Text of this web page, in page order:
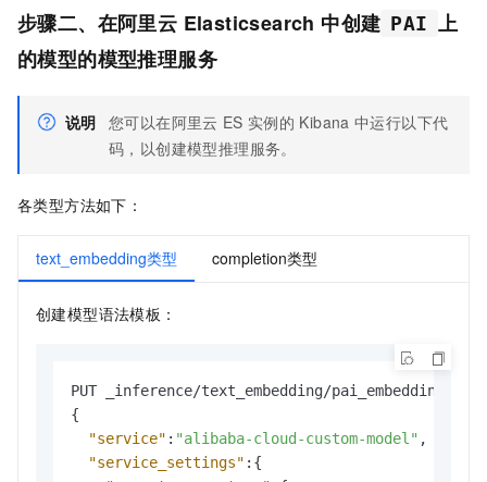
步骤二、在阿里云 Elasticsearch 中创建 PAI 上
的模型的模型推理服务
说明 您可以在阿里云 ES 实例的 Kibana 中运行以下代
码，以创建模型推理服务。
各类型方法如下：
text_embedding类型 completion类型
创建模型语法模板：
{
"service" : "alibaba-cloud-custom-model" ,
"service_settings" : {